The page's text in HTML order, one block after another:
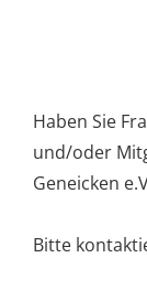
Haben Sie
und/oder
Geneicken
Bitte